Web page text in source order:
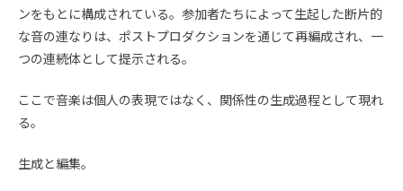
ンをもとに構成されている。参加者たちによって生起した断片的
な音の連なりは、ポストプロダクションを通じて再編成され、一
つの連続体として提示される。
ここで音楽は個人の表現ではなく、関係性の生成過程として現れ
る。
生成と編集。